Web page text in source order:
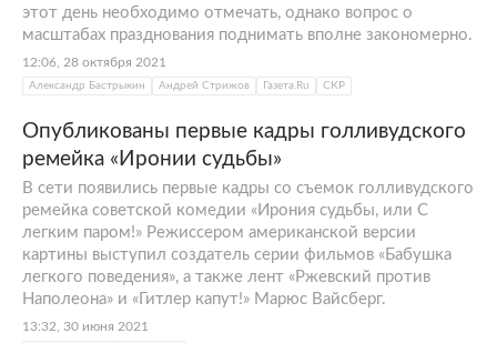
этот день необходимо отмечать, однако вопрос о
масштабах празднования поднимать вполне закономерно.
12:06, 28 октября 2021
Александр Бастрыкин Андрей Стрижов Газета.Ru СКР
Опубликованы первые кадры голливудского
ремейка «Иронии судьбы»
В сети появились первые кадры со съемок голливудского
ремейка советской комедии «Ирония судьбы, или С
легким паром!» Режиссером американской версии
картины выступил создатель серии фильмов «Бабушка
легкого поведения», а также лент «Ржевский против
Наполеона» и «Гитлер капут!» Марюс Вайсберг.
13:32, 30 июня 2021